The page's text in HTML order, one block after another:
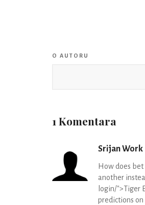
O AUTORU
1 Komentara
Srijan Work
How does
another
login/">Tiger
predictions